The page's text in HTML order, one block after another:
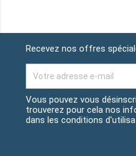
Recevez nos offres
Vous pouvez vous
trouverez pour cela nos
dans les conditions